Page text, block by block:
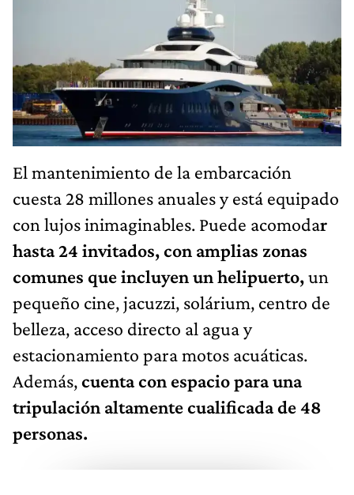
El mantenimiento de la embarcación
cuesta 28 millones anuales y está equipado
con lujos inimaginables. Puede acomodar
hasta 24 invitados, con amplias zonas
comunes que incluyen un helipuerto,un
pequeño cine, jacuzzi, solárium, centro de
belleza, acceso directo al agua y
estacionamiento para motos acuáticas.
Además,cuenta con espacio para una
tripulación altamente cualificada de 48
personas.